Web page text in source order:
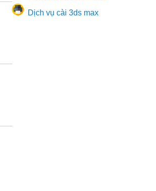
Dịch vụ cài 3ds max